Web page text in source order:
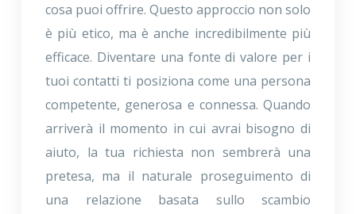
cosa puoi offrire. Questo approccio non solo
è più etico, ma è anche incredibilmente più
efficace. Diventare una fonte di valore per i
tuoi contatti ti posiziona come una persona
competente, generosa e connessa. Quando
arriverà il momento in cui avrai bisogno di
aiuto, la tua richiesta non sembrerà una
pretesa, ma il naturale proseguimento di
una relazione basata sullo scambio